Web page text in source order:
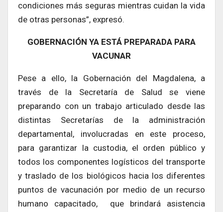
condiciones más seguras mientras cuidan la vida
de otras personas”, expresó.
GOBERNACIÓN YA ESTÁ PREPARADA PARA
VACUNAR
Pese a ello, la Gobernación del Magdalena, a
través de la Secretaría de Salud se viene
preparando con un trabajo articulado desde las
distintas Secretarías de la administración
departamental, involucradas en este proceso,
para garantizar la custodia, el orden público y
todos los componentes logísticos del transporte
y traslado de los biológicos hacia los diferentes
puntos de vacunación por medio de un recurso
humano capacitado, que brindará asistencia